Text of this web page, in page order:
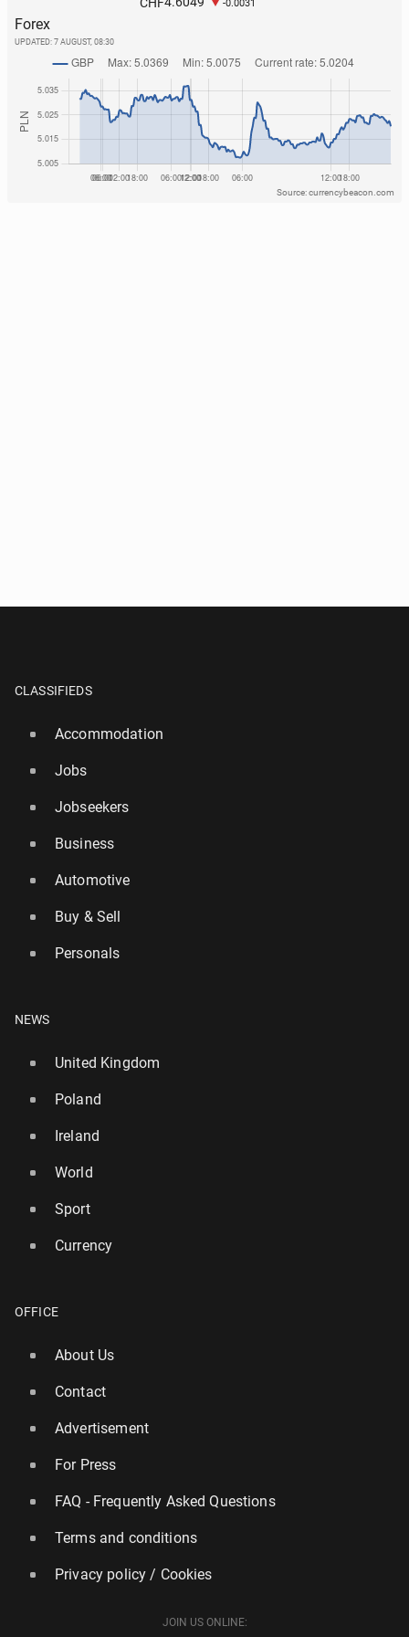
-0.0031
Forex
UPDATED: 7 AUGUST, 08:30
Source: currencybeacon.com
CLASSIFIEDS
Accommodation
Jobs
Jobseekers
Business
Automotive
Buy & Sell
Personals
NEWS
United Kingdom
Poland
Ireland
World
Sport
Currency
OFFICE
About Us
Contact
Advertisement
For Press
FAQ - Frequently Asked Questions
Terms and conditions
Privacy policy / Cookies
JOIN US ONLINE: